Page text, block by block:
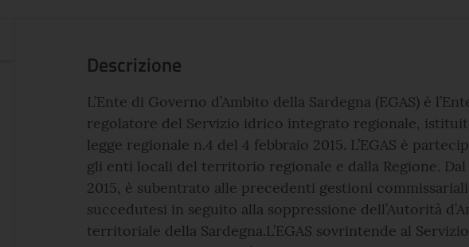
Descrizione
L’Ente di Governo d’Ambito della Sardegna (EGAS) è
regolatore del Servizio idrico integrato regionale,
legge regionale n.4 del 4 febbraio 2015. L’EGAS è
gli enti locali del territorio regionale e dalla Regione. Dal
2015, è subentrato alle precedenti gestioni commissariali
succedutesi in seguito alla soppressione dell’Autorità
territoriale della Sardegna.L’EGAS sovrintende al